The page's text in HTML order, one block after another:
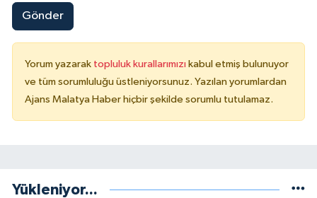
Gönder
Yorum yazarak topluluk kurallarımızı kabul etmiş bulunuyor
ve tüm sorumluluğu üstleniyorsunuz. Yazılan yorumlardan
Ajans Malatya Haber hiçbir şekilde sorumlu tutulamaz.
Yükleniyor...